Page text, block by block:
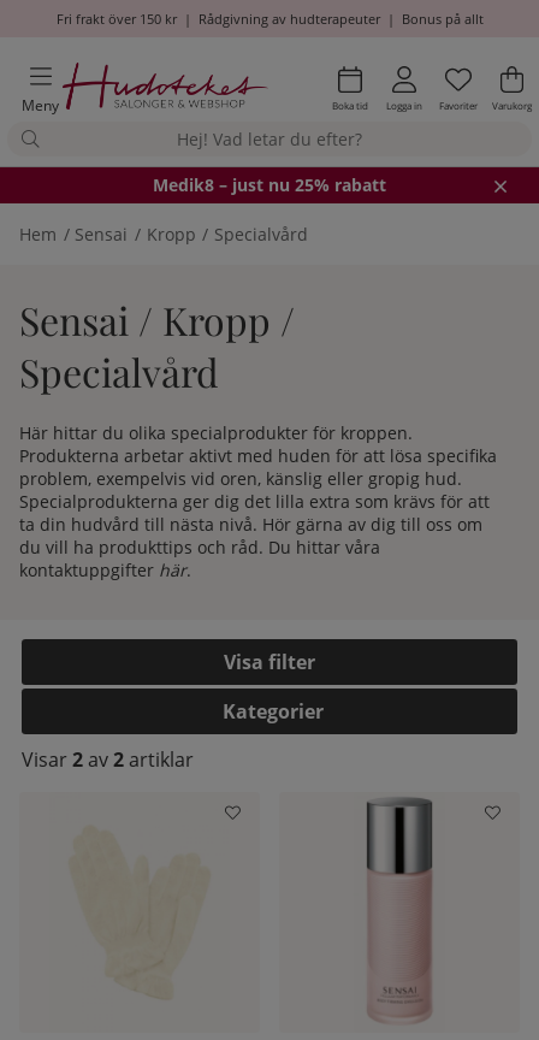
Fri frakt över 150 kr| Rådgivning av hudterapeuter| Bonus på allt
Meny Boka tid Logga in Antal i
.
Favoriter .
Varukorg
Medik8 – just nu 25% rabatt
Hem Sensai Kropp Specialvård
Sensai / Kropp /
Specialvård
Här hittar du olika specialprodukter för kroppen.
Produkterna arbetar aktivt med huden för att lösa specifika
problem, exempelvis vid oren, känslig eller gropig hud.
Specialprodukterna ger dig det lilla extra som krävs för att
ta din hudvård till nästa nivå. Hör gärna av dig till oss om
du vill ha produkttips och råd. Du hittar våra
kontaktuppgifter här.
Filtrera
Kategorier
Visar 2av2artiklar